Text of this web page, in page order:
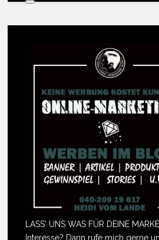
LASS' UNS WAS FÜR DEINE
Interesse? Dann rufe mich gerne